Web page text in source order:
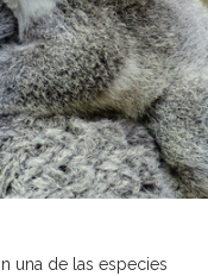
una de las especies